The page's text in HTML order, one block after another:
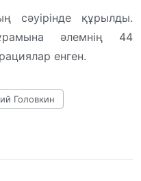
сәуірінде құрылды.
әлемнің 44
енген.
Головкин